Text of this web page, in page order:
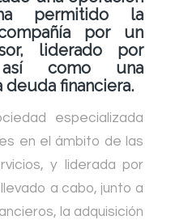
permitido la
por un
liderado por
así como una
financiera.
especializada
en el ámbito de las
y liderada por
a cabo, junto a
la adquisición